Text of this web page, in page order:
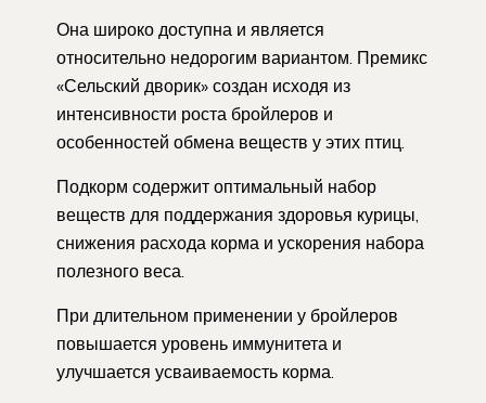
Она широко доступна и является
относительно недорогим вариантом. Премикс
«Сельский дворик» создан исходя из
интенсивности роста бройлеров и
особенностей обмена веществ у этих птиц.
Подкорм содержит оптимальный набор
веществ для поддержания здоровья курицы,
снижения расхода корма и ускорения набора
полезного веса.
При длительном применении у бройлеров
повышается уровень иммунитета и
улучшается усваиваемость корма.